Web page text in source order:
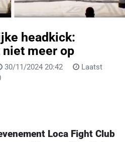
headkick:
meer op
30/11/2024 20:42
Laatst
Loca Fight Club